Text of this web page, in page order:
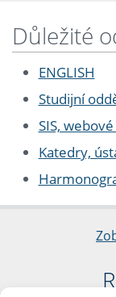
Důležité
ENGLISH
Studijní
SIS,
Katedry,